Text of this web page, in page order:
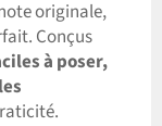
originale,
Conçus
à poser,